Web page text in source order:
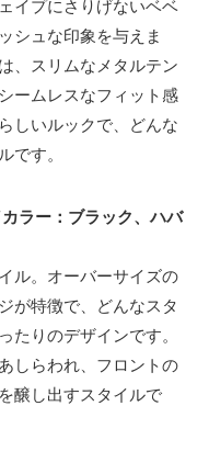
イプにさりげないベベ
シュな印象を与えま
、スリムなメタルテン
ームレスなフィット感
しいルックで、どんな
です。
ラー：ブラック、ハバ
ル。オーバーサイズの
が特徴で、どんなスタ
たりのデザインです。
しらわれ、フロントの
醸し出すスタイルで